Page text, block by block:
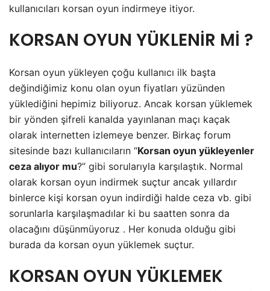
kullanıcıları korsan oyun indirmeye itiyor.
KORSAN OYUN YÜKLENİR Mİ ?
Korsan oyun yükleyen çoğu kullanıcı ilk başta
değindiğimiz konu olan oyun fiyatları yüzünden
yüklediğini hepimiz biliyoruz. Ancak korsan yüklemek
bir yönden şifreli kanalda yayınlanan maçı kaçak
olarak internetten izlemeye benzer. Birkaç forum
sitesinde bazı kullanıcıların “Korsan oyun yükleyenler
ceza alıyor mu?” gibi sorularıyla karşılaştık. Normal
olarak korsan oyun indirmek suçtur ancak yıllardır
binlerce kişi korsan oyun indirdiği halde ceza vb. gibi
sorunlarla karşılaşmadılar ki bu saatten sonra da
olacağını düşünmüyoruz . Her konuda olduğu gibi
burada da korsan oyun yüklemek suçtur.
KORSAN OYUN YÜKLEMEK